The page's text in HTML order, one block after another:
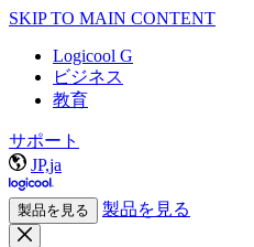
SKIP TO MAIN CONTENT
Logicool G
ビジネス
教育
サポート
JP,ja
製品を見る 製品を見る